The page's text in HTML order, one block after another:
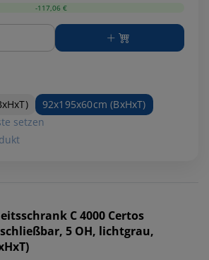
-117,06 €
92x195x60cm (BxHxT)
setzen
C 4000 Certos
5 OH, lichtgrau,